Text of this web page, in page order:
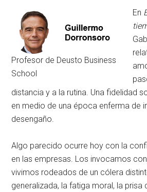
Profesor de Deusto Business
School
En
distancia y a la rutina. Una fidelidad
en medio de una época enferma de
desengaño.
Algo parecido ocurre hoy con la
en las empresas. Los invocamos
vivimos rodeados de un cólera
generalizada, la fatiga moral, la prisa